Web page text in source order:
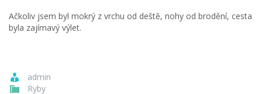
Ačkoliv jsem byl mokrý z vrchu od deště, nohy od brodění, cesta
byla zajímavý výlet.
admin
Ryby